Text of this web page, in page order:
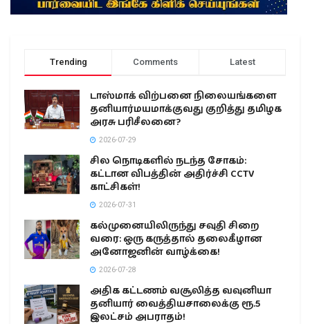
Trending Comments Latest
டாஸ்மாக் விற்பனை நிலையங்களை
தனியார்மயமாக்குவது குறித்து தமிழக
அரசு பரிசீலனை?
2026-07-29
சில நொடிகளில் நடந்த சோகம்:
கட்டான விபத்தின் அதிர்ச்சி CCTV
காட்சிகள்!
2026-07-31
கல்முனையிலிருந்து சவுதி சிறை
வரை: ஒரு கருத்தால் தலைகீழான
அனோஜனின் வாழ்க்கை!
2026-07-28
அதிக கட்டணம் வசூலித்த வவுனியா
தனியார் வைத்தியசாலைக்கு ரூ.5
இலட்சம் அபராதம்!